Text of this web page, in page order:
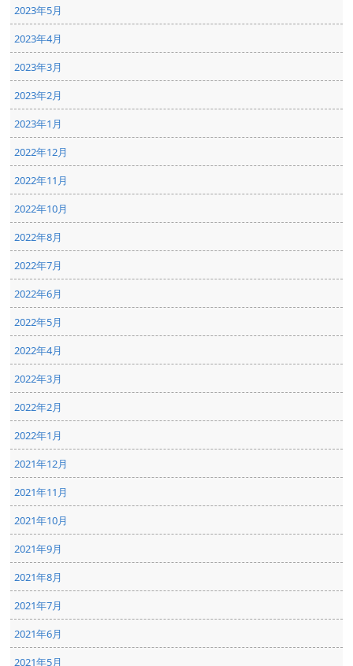
2023年5月
2023年4月
2023年3月
2023年2月
2023年1月
2022年12月
2022年11月
2022年10月
2022年8月
2022年7月
2022年6月
2022年5月
2022年4月
2022年3月
2022年2月
2022年1月
2021年12月
2021年11月
2021年10月
2021年9月
2021年8月
2021年7月
2021年6月
2021年5月